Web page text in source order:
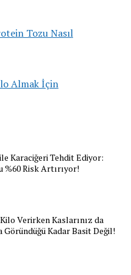
Tozu Nasıl
Almak İçin
Karaciğeri Tehdit Ediyor:
%60 Risk Artırıyor!
Verirken Kaslarınız da
Göründüğü Kadar Basit Değil!